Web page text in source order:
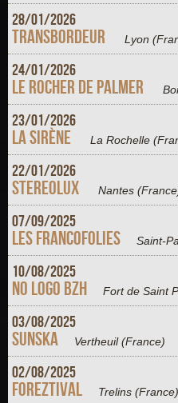
28/01/2026
Transbordeur Lyon
24/01/2026
Le Rocher de Palmer
23/01/2026
La Sirène La Rochelle
22/01/2026
Stereolux Nantes
07/09/2025
Les Francofolies Saint-
10/08/2025
No Logo BZH Fort de Saint
03/08/2025
SunSka Vertheuil (France)
02/08/2025
Foreztival Trelins (France)